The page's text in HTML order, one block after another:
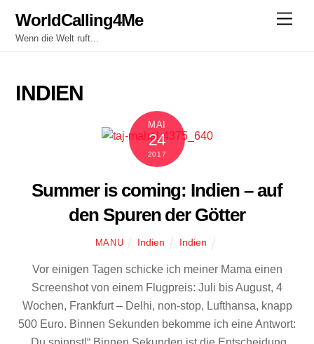
content
WorldCalling4Me
Wenn die Welt ruft...
INDIEN
MAI
24
2017
Summer is coming: Indien – auf
den Spuren der Götter
MANU Indien Indien
Vor einigen Tagen schicke ich meiner Mama einen
Screenshot von einem Flugpreis: Juli bis August, 4
Wochen, Frankfurt – Delhi, non-stop, Lufthansa, knapp
500 Euro. Binnen Sekunden bekomme ich eine Antwort: